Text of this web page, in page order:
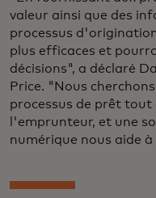
valeur ainsi que des
processus
plus efficaces et
décisions", a déclaré
Price. "Nous
processus de prêt
l'emprunteur, et une
numérique nous aide à